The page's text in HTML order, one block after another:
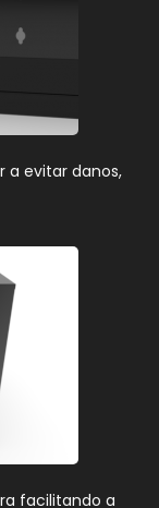
a evitar danos,
facilitando a